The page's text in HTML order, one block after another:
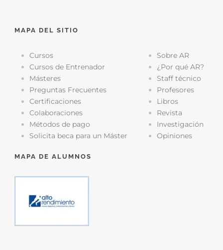
MAPA DEL SITIO
Cursos
Cursos de Entrenador
Másteres
Preguntas Frecuentes
Certificaciones
Colaboraciones
Métodos de pago
Solicita beca para un Máster
Sobre AR
¿Por qué AR?
Staff técnico
Profesores
Libros
Revista
Investigación
Opiniones
MAPA DE ALUMNOS